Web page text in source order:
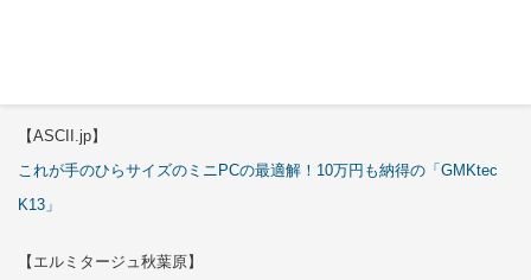
【ASCII.jp】
これが手のひらサイズのミニPCの最適解！10万円も納得の「GMKtec
K13」
【エルミタージュ秋葉原】